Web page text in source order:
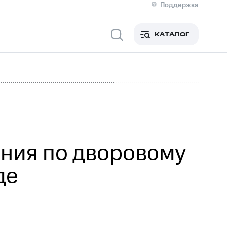
Поддержка
Медиа-центр
Новости в регионе
и аудитРынок акций
КАТАЛОГ
по дворовому